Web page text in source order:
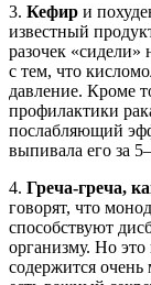
3. Кефир и
известный
разочек «сидели»
с тем, что
давление. Кроме
профилактики
послабляющий
выпивала его за
4. Греча-греча,
говорят, что
способствуют
организму. Но это
содержится